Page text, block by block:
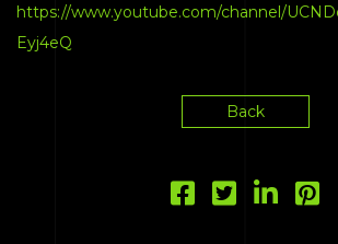
https://www.youtube.com/channel/
Eyj4eQ
Back